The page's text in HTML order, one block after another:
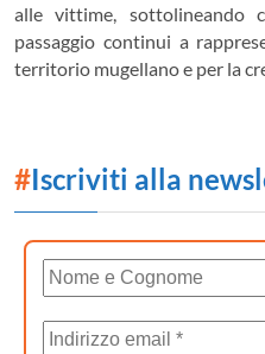
alle vittime, sottolineando
passaggio continui a
territorio mugellano e per la
#Iscriviti alla